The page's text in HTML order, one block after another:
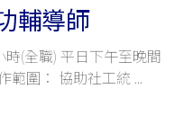
輔導師
(全職) 平日下午至晚間
範圍： 協助社工統